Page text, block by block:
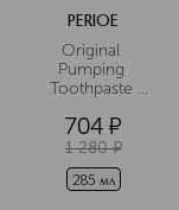
PERIOE
Original
Pumping
Toothpaste
704 ¤
1 280 ¤
285 мл